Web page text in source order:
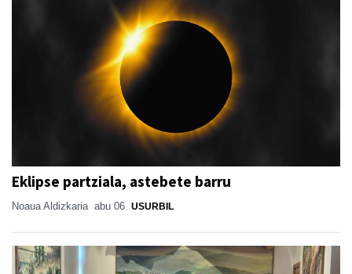
Eklipse partziala, astebete barru
Noaua Aldizkaria abu 06 USURBIL